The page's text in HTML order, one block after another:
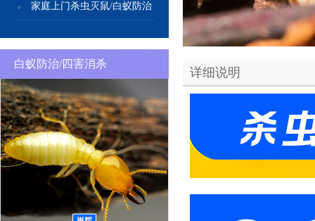
家庭上门杀虫灭鼠/白蚁防治
白蚁防治/四害消杀
详细说明